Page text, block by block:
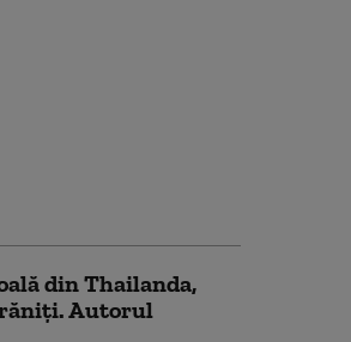
din Thailanda,
Autorul